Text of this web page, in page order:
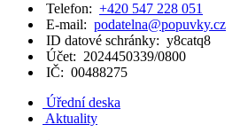
Telefon: +420 547 228 051
E-mail: podatelna@popuvky.cz
ID datové schránky: y8catq8
Účet: 2024450339/0800
IČ: 00488275
Úřední deska
Aktuality